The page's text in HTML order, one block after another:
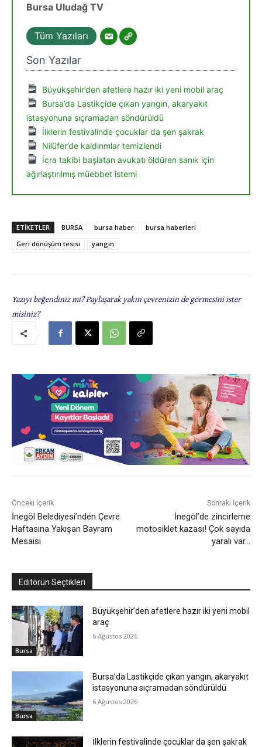
Bursa Uludağ TV
Tüm Yazıları
Son Yazılar
Büyükşehir’den afetlere hazır iki yeni mobil araç
Bursa’da Lastikçide çıkan yangın, akaryakıt
istasyonuna sıçramadan söndürüldü
İlklerin festivalinde çocuklar da şen şakrak
Nilüfer’de kaldırımlar temizlendi
İcra takibi başlatan avukatı öldüren sanık için
ağırlaştırılmış müebbet istemi
ETIKETLER BURSA bursa haber
bursa haberleri
Geri dönüşüm tesisi
yangın
Yazıyı beğendiniz mi? Paylaşarak yakın çevrenizin de görmesini ister
misiniz?
Önceki İçerik
İnegöl Belediyesi’nden Çevre
Haftasına Yakışan Bayram
Mesaisi
Sonraki İçerik
İnegöl’de zincirleme
motosiklet kazası! Çok sayıda
yaralı var…
Editörün Seçtikleri
Bursa
Büyükşehir’den afetlere hazır iki yeni mobil
araç
6 Ağustos 2026
Bursa
Bursa’da Lastikçide çıkan yangın, akaryakıt
istasyonuna sıçramadan söndürüldü
6 Ağustos 2026
İlklerin festivalinde çocuklar da şen şakrak